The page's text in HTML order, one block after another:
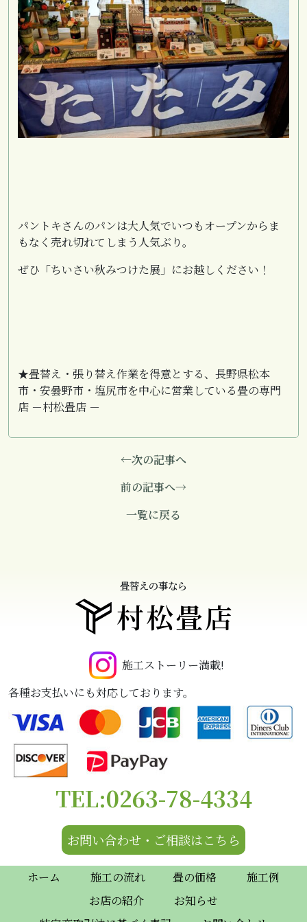
パントキさんのパンは大人気でいつもオープンからま
もなく売れ切れてしまう人気ぶり。
ぜひ「ちいさい秋みつけた展」にお越しください！
★畳替え・張り替え作業を得意とする、長野県松本
市・安曇野市・塩尻市を中心に営業している畳の専門
店 －村松畳店 －
←次の記事へ
前の記事へ→
一覧に戻る
畳替えの事なら
村松畳店
施工ストーリー満載!
各種お支払いにも対応しております。
TEL:0263-78-4334
お問い合わせ・ご相談はこちら
ホーム 施工の流れ 畳の価格
施工例
お店の紹介
お知らせ